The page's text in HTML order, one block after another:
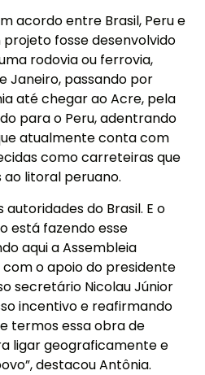
acordo entre Brasil, Peru e
fosse desenvolvido
rodovia ou ferrovia,
Janeiro, passando por
até chegar ao Acre, pela
para o Peru, adentrando
atualmente conta com
como carreteiras que
ao litoral peruano.
autoridades do Brasil. E o
está fazendo esse
aqui a Assembleia
o apoio do presidente
secretário Nicolau Júnior
incentivo e reafirmando
termos essa obra de
ligar geograficamente e
destacou Antônia.